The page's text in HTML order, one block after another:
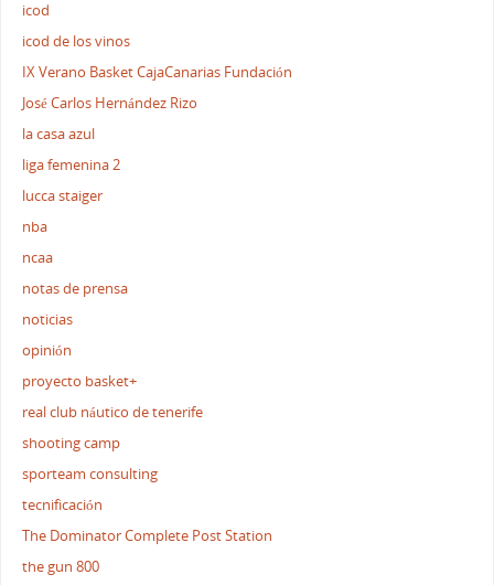
icod
icod de los vinos
IX Verano Basket CajaCanarias Fundación
José Carlos Hernández Rizo
la casa azul
liga femenina 2
lucca staiger
nba
ncaa
notas de prensa
noticias
opinión
proyecto basket+
real club náutico de tenerife
shooting camp
sporteam consulting
tecnificación
The Dominator Complete Post Station
the gun 800